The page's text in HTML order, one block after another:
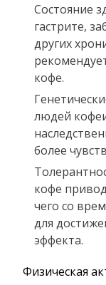
Состояние
гастрите,
других
кофе.
людей
более
кофе
чего со
для
эффекта.
Физическая